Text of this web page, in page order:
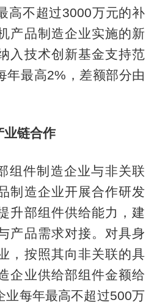
高不超过3000万元的补
产品制造企业实施的新
入技术创新基金支持范
年最高2%，差额部分由
业链合作
组件制造企业与非关联
制造企业开展合作研发
升部组件供给能力，建
产品需求对接。对具身
，按照其向非关联的具
企业供给部组件金额给
业每年最高不超过500万